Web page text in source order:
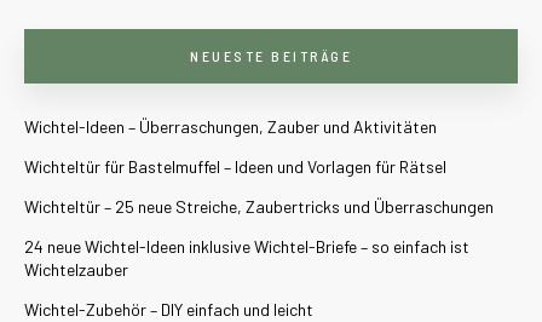
NEUESTE BEITRÄGE
Wichtel-Ideen – Überraschungen, Zauber und Aktivitäten
Wichteltür für Bastelmuffel – Ideen und Vorlagen für Rätsel
Wichteltür – 25 neue Streiche, Zaubertricks und Überraschungen
24 neue Wichtel-Ideen inklusive Wichtel-Briefe – so einfach ist
Wichtelzauber
Wichtel-Zubehör – DIY einfach und leicht